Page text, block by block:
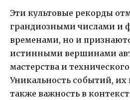
Эти культовые рекорды
грандиозными числами и
временами, но и
истинными вершинами
мастерства и
Уникальность событий,
также важность в